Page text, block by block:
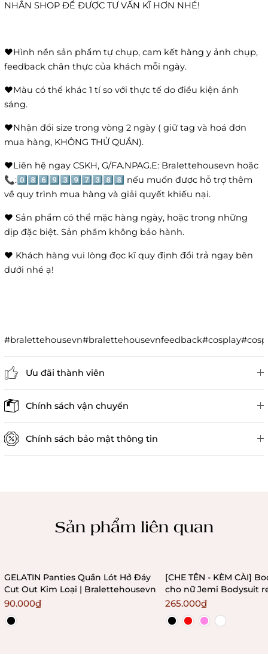
NHẮN SHOP ĐỂ ĐƯỢC TƯ VẤN KĨ HƠN NHÉ!
❤️Hình nền sản phẩm tự chụp, cam kết hàng y ảnh chụp,
feedback chân thực của khách mỗi ngày.
❤️Màu có thể khác 1 tí so với thực tế do điều kiện ánh
sáng.
❤️Nhận đổi size trong vòng 2 ngày ( giữ tag và hoá đơn
mua hàng, KHÔNG THỬ QUẦN).
❤️Liên hệ ngay CSKH, G/FA.NPAG.E: Bralettehousevn hoặc
📞:0️⃣8️⃣6️⃣9️⃣3️⃣9️⃣7️⃣3️⃣8️⃣8️⃣ nếu muốn được hỗ trợ thêm
về quy trình mua hàng và giải quyết khiếu nại.
❤️ Sản phẩm có thể mặc hàng ngày, hoặc trong những
dịp đặc biệt. Sản phẩm không bảo hành.
❤️ Khách hàng vui lòng đọc kĩ quy định đổi trả ngay bên
dưới nhé ạ!
Ưu đãi thành viên
Chính sách vận chuyển
Chính sách bảo mật thông tin
Sản phẩm liên quan
GELATIN Panties Quần Lót Hở Đáy
Cut Out Kim Loại | Bralettehousevn
90.000₫
[CHE TÊN - KÈM CÀI]
cho nữ Jemi Bodysuit
không gọng không
Bralettehousevn
265.000₫